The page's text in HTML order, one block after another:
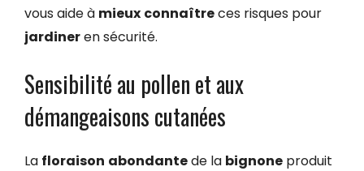
vous aide à mieux connaîtreces risques pour
jardineren sécurité.
Sensibilité au pollen et aux
démangeaisons cutanées
La floraison abondantede la bignone produit